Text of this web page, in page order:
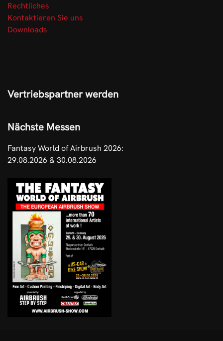
Rechtliches
Kontaktieren Sie uns
Downloads
Vertriebspartner werden
Nächste Messen
Fantasy World of Airbrush 2026:
29.08.2026 & 30.08.2026